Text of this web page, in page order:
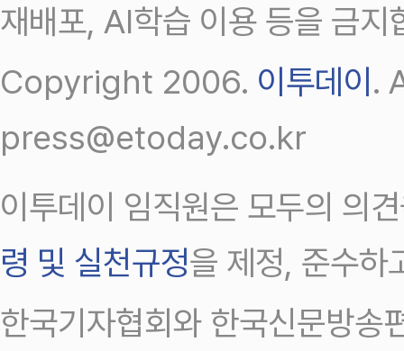
재배포, AI학습 이용 등을 금지
Copyright 2006. 이투데이.
press@etoday.co.kr
이투데이 임직원은 모두의 의
령 및 실천규정을 제정, 준수하
한국기자협회와 한국신문방송